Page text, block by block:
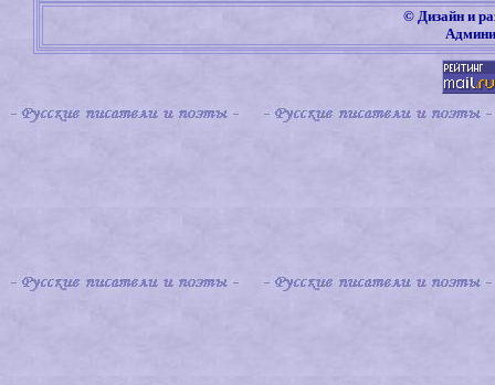
© Дизайн и